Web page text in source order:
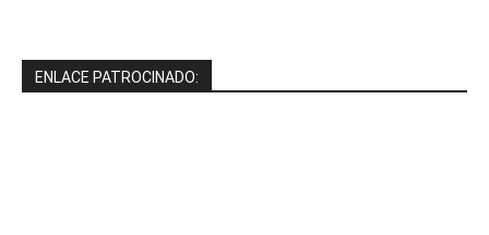
ENLACE PATROCINADO: